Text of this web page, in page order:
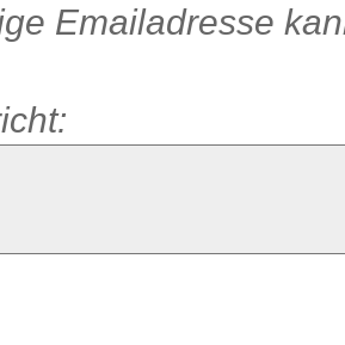
Emailadresse